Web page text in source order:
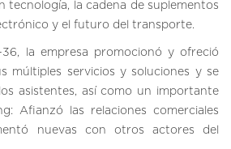
tecnología, la cadena de suplementos
y el futuro del transporte.
36, la empresa promocionó y ofreció
múltiples servicios y soluciones y se
asistentes, así como un importante
Afianzó las relaciones comerciales
nuevas con otros actores del